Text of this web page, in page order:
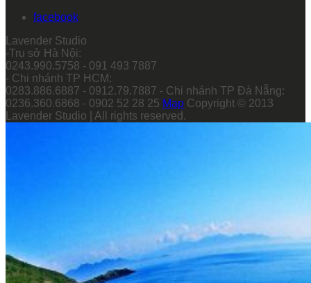
facebook
Lavender Studio
-Trụ sở Hà Nội:
0243.990.5758 - 091 493 7887
- Chi nhánh TP HCM:
0283.886.6887 - 0912.79.7887 - Chi nhánh TP Đà Nẵng:
0236.360.6868 - 0902 52 28 25 Map Copyright © 2013
Lavender Studio | All rights reserved.